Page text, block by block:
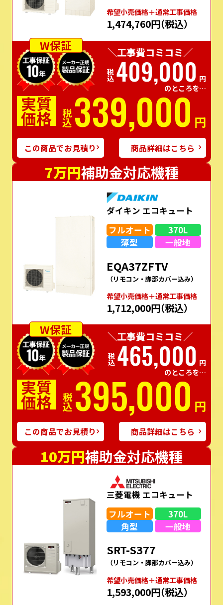
希望⼩売価格＋通常⼯事価格
1,474,760円（税込）
W保証
＼工事費コミコミ／
税込409,000 円
のところを…
実質
価格 税込339,000 円
この商品でお見積り 商品詳細はこちら
7万円補助金対応機種
ダイキン エコキュート
フルオート
370L
薄型
一般地
EQA37ZFTV
（リモコン・脚部カバー込み）
希望⼩売価格＋通常⼯事価格
1,712,000円（税込）
W保証
＼工事費コミコミ／
税込465,000 円
のところを…
実質
価格 税込395,000 円
この商品でお見積り 商品詳細はこちら
10万円補助金対応機種
三菱電機 エコキュート
フルオート
370L
角型
一般地
SRT-S377
（リモコン・脚部カバー込み）
希望⼩売価格＋通常⼯事価格
1,593,000円（税込）